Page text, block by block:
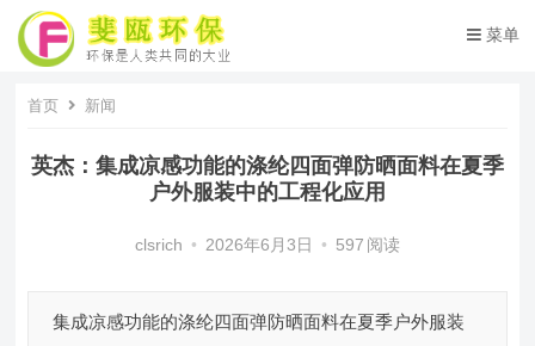
菜单
首页 新闻
英杰：集成凉感功能的涤纶四面弹防晒面料在夏季
户外服装中的工程化应用
clsrich • 2026年6月3日 • 597 阅读
集成凉感功能的涤纶四面弹防晒面料在夏季户外服装